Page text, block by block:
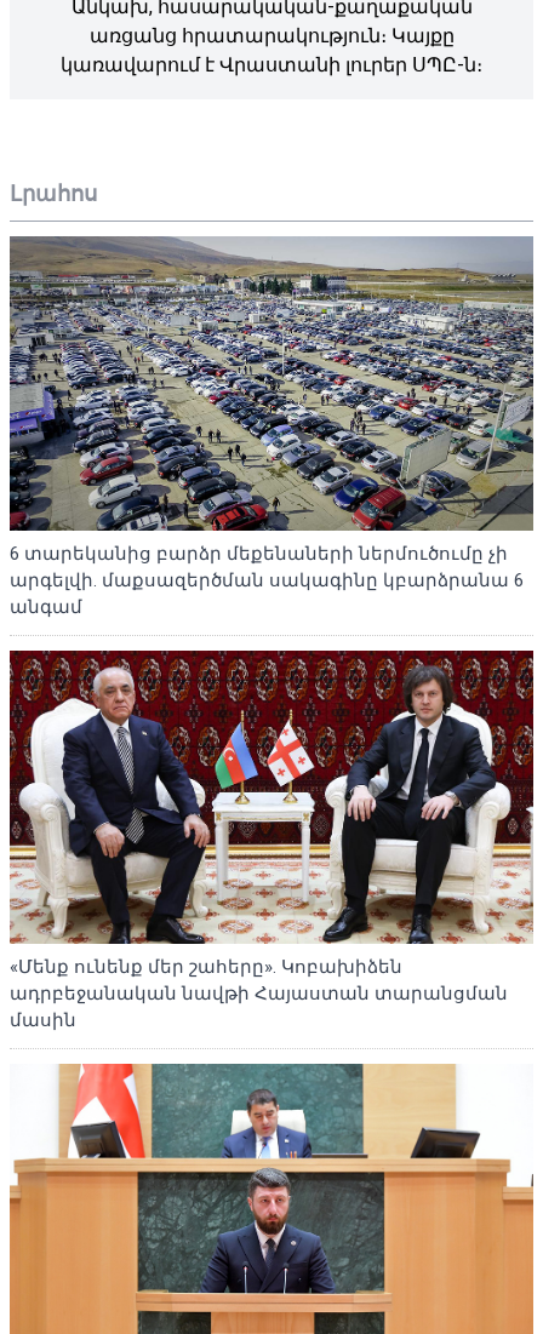
Լրահոս
6 տարեկանից բարձր մեքենաների ներմուծումը չի
արգելվի. մաքսազերծման սակագինը կբարձրանա 6
անգամ
«Մենք ունենք մեր շահերը». Կոբախիձեն
ադրբեջանական նավթի Հայաստան տարանցման
մասին
Անկախ, հասարակական-քաղաքական
առցանց հրատարակություն։ Կայքը
կառավարում է Վրաստանի լուրեր ՍՊԸ-ն։